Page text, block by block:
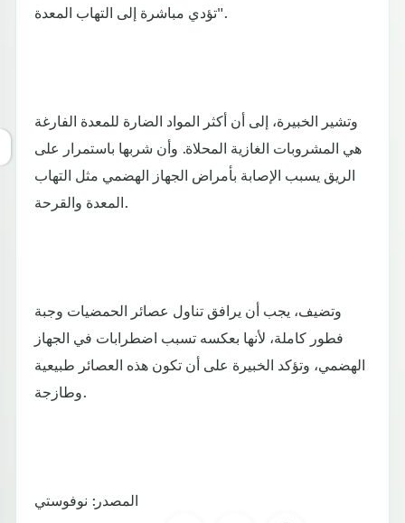
تؤدي مباشرة إلى التهاب المعدة".
وتشير الخبيرة، إلى أن أكثر المواد الضارة للمعدة الفارغة
هي المشروبات الغازية المحلاة. وأن شربها باستمرار على
الريق يسبب الإصابة بأمراض الجهاز الهضمي مثل التهاب
المعدة والقرحة.
وتضيف، يجب أن يرافق تناول عصائر الحمضيات وجبة
فطور كاملة، لأنها بعكسه تسبب اضطرابات في الجهاز
الهضمي، وتؤكد الخبيرة على أن تكون هذه العصائر طبيعية
وطازجة.
المصدر: نوفوستي